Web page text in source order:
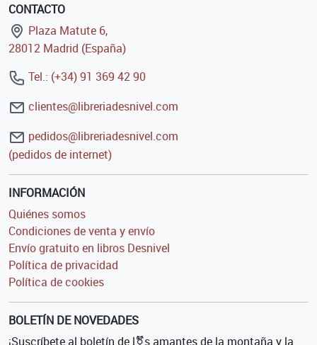
CONTACTO
Plaza Matute 6,
28012 Madrid (España)
Tel.: (+34) 91 369 42 90
clientes@libreriadesnivel.com
pedidos@libreriadesnivel.com
(pedidos de internet)
INFORMACIÓN
Quiénes somos
Condiciones de venta y envío
Envío gratuito en libros Desnivel
Política de privacidad
Política de cookies
BOLETÍN DE NOVEDADES
¡Suscríbete al boletín de l⚧s amantes de la montaña y la